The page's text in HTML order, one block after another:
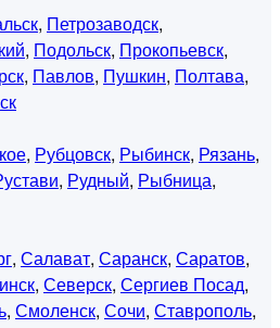
, Петрозаводск,
, Подольск, Прокопьевск,
, Павлов, Пушкин, Полтава,
, Рубцовск, Рыбинск, Рязань,
, Рудный, Рыбница,
, Салават, Саранск, Саратов,
, Северск, Сергиев Посад,
, Смоленск, Сочи, Ставрополь,